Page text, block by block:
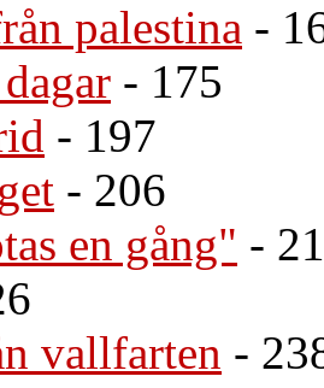
palestina -
- 175
- 197
- 206
en gång" -
vallfarten -